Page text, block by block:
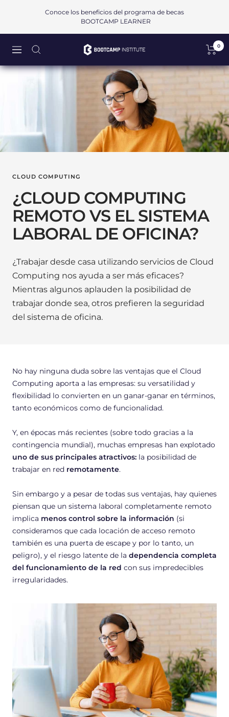
Conoce los beneficios del programa de becas
BOOTCAMP LEARNER
Navigación
Bootcamp
SAPI
0
CLOUD COMPUTING
¿CLOUD COMPUTING
REMOTO VS EL SISTEMA
LABORAL DE OFICINA?
¿Trabajar desde casa utilizando servicios de Cloud
Computing nos ayuda a ser más eficaces?
Mientras algunos aplauden la posibilidad de
trabajar donde sea, otros prefieren la seguridad
del sistema de oficina.
No hay ninguna duda sobre las ventajas que el Cloud
Computing aporta a las empresas: su versatilidad y
flexibilidad lo convierten en un ganar-ganar en términos,
tanto económicos como de funcionalidad.
Y, en épocas más recientes (sobre todo gracias a la
contingencia mundial), muchas empresas han explotado
uno de sus principales atractivos: la posibilidad de
trabajar en red remotamente.
Sin embargo y a pesar de todas sus ventajas, hay quienes
piensan que un sistema laboral completamente remoto
implica menos control sobre la información (si
consideramos que cada locación de acceso remoto
también es una puerta de escape y por lo tanto, un
peligro), y el riesgo latente de la dependencia completa
del funcionamiento de la red con sus impredecibles
irregularidades.